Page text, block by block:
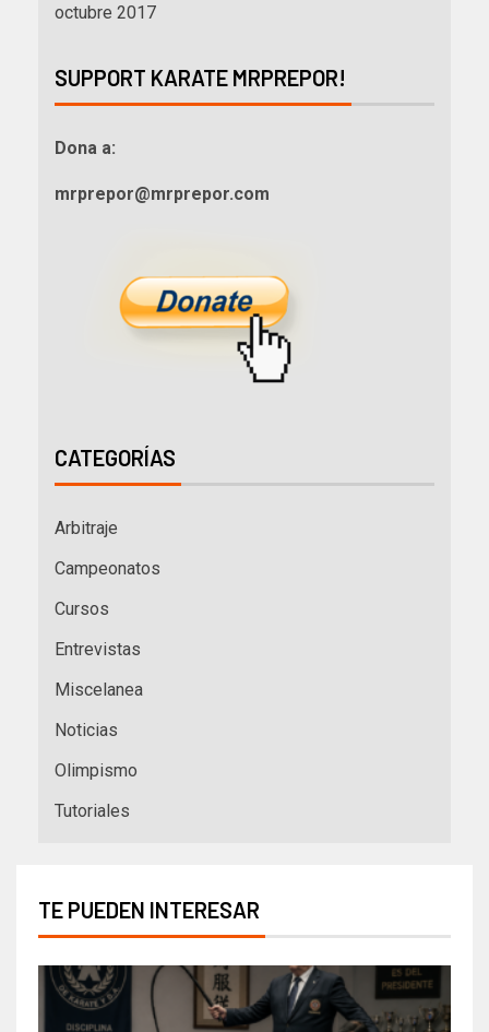
octubre 2017
SUPPORT KARATE MRPREPOR!
Dona a:
mrprepor@mrprepor.com
CATEGORÍAS
Arbitraje
Campeonatos
Cursos
Entrevistas
Miscelanea
Noticias
Olimpismo
Tutoriales
TE PUEDEN INTERESAR